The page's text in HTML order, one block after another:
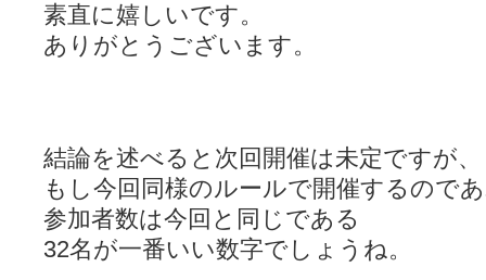
素直に嬉しいです。
ありがとうございます。
結論を述べると次回開催は未定ですが、
もし今回同様のルールで開催するので
参加者数は今回と同じである
32名が一番いい数字でしょうね。